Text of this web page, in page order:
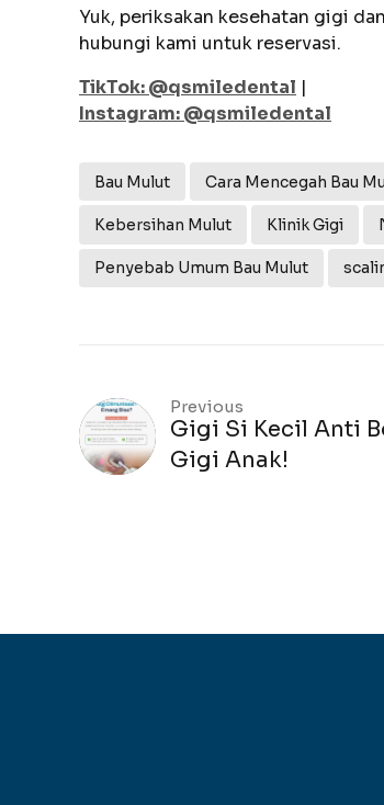
Yuk, periksakan kesehatan gigi
hubungi kami untuk reservasi.
TikTok: @qsmiledental |
Instagram: @qsmiledental
Bau Mulut Cara Mencegah Bau
Kebersihan Mulut Klinik Gigi
Penyebab Umum Bau Mulut
Previous
Gigi Si Kecil Anti
Gigi Anak!